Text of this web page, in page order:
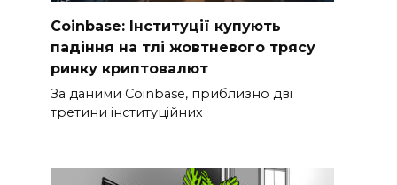
Coinbase: Інституції купують
падіння на тлі жовтневого трясу
ринку криптовалют
За даними Coinbase, приблизно дві
третини інституційних